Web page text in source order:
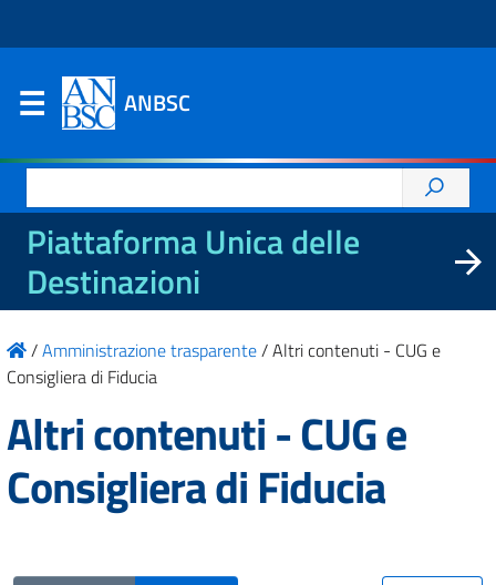
ANBSC
per:
Piattaforma Unica delle
Destinazioni
/Amministrazione trasparente/Altri contenuti - CUG e
Consigliera di Fiducia
Altri contenuti - CUG e
Consigliera di Fiducia